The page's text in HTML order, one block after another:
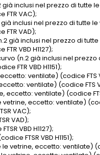
inclusi nel prezzo di tutte
VAC);
inclusi nel prezzo di tutte
VAD);
già inclusi nel prezzo di
VBD H1127);
(n.2 già inclusi nel prezzo
FTR VBD H1151);
ventilate) (codice FTS
ventilate) (codice FTS
ventilate) (codice FTS
eccetto: ventilate)
VAC);
VAD);
VBD H1127);
FTSR VBD H1151);
vetrine, eccetto: ventilate)